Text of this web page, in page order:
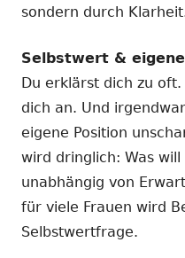
sondern durch
Selbstwert &
Du erklärst dich zu
dich an. Und
eigene Position
wird dringlich: Was
unabhängig von
für viele Frauen wird
Selbstwertfrage.